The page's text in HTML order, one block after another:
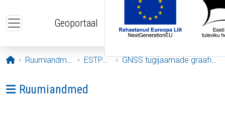
Geoportaal
Avaleht
Ruumiandmed ESTPOS GNSS tugijaamade graafikud
Ava menüü: Ruumiandmed
Ruumiandmed